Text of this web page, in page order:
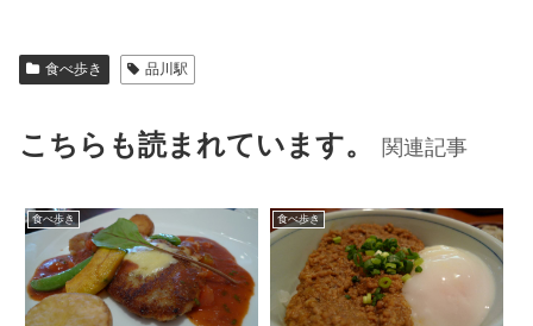
食べ歩き 品川駅
こちらも読まれています。 関連記事
食べ歩き 食べ歩き